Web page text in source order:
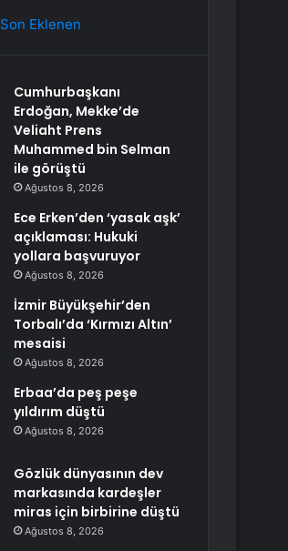
Son Eklenen
Cumhurbaşkanı
Erdoğan, Mekke’de
Veliaht Prens
Muhammed bin Selman
ile görüştü
Ağustos 8, 2026
Ece Erken’den ‘yasak aşk’
açıklaması: Hukuki
yollara başvuruyor
Ağustos 8, 2026
İzmir Büyükşehir’den
Torbalı’da ‘Kırmızı Altın’
mesaisi
Ağustos 8, 2026
Erbaa’da peş peşe
yıldırım düştü
Ağustos 8, 2026
Gözlük dünyasının dev
markasında kardeşler
miras için birbirine düştü
Ağustos 8, 2026